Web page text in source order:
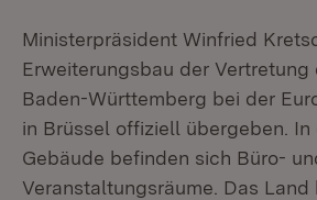
Ministerpräsident Winfried
Erweiterungsbau der Vertretung
Baden-Württemberg bei der
in Brüssel offiziell übergeben. In
Gebäude befinden sich Büro-
Veranstaltungsräume. Das Land